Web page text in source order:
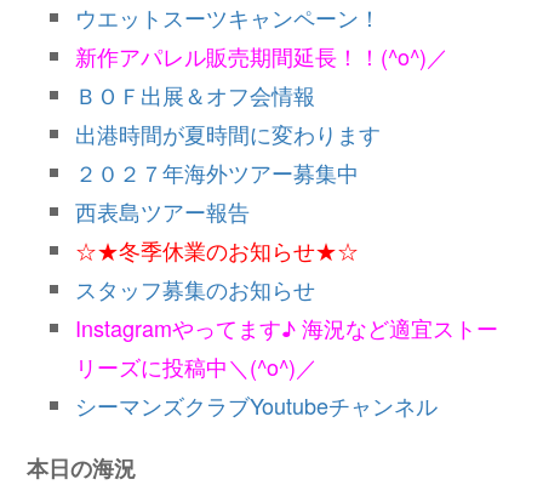
ウエットスーツキャンペーン！
新作アパレル販売期間延長！！(^o^)／
ＢＯＦ出展＆オフ会情報
出港時間が夏時間に変わります
２０２７年海外ツアー募集中
西表島ツアー報告
☆★冬季休業のお知らせ★☆
スタッフ募集のお知らせ
Instagramやってます♪ 海況など適宜ストー
リーズに投稿中＼(^o^)／
シーマンズクラブYoutubeチャンネル
本日の海況